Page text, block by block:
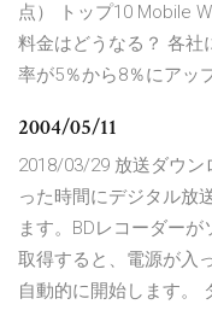
点） トップ10 Mobile
料金はどうなる？ 各社
率が5％から8％にアッ
2004/05/11
2018/03/29 放送ダウン
った時間にデジタル放
ます。BDレコーダー
取得すると、電源が入
自動的に開始します。